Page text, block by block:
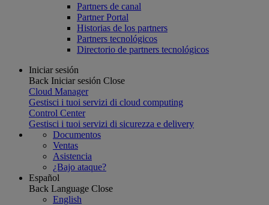
Partners de canal
Partner Portal
Historias de los partners
Partners tecnológicos
Directorio de partners tecnológicos
Iniciar sesión
Back Iniciar sesión Close
Cloud Manager
Gestisci i tuoi servizi di cloud computing
Control Center
Gestisci i tuoi servizi di sicurezza e delivery
Documentos
Ventas
Asistencia
¿Bajo ataque?
Español
Back Language Close
English